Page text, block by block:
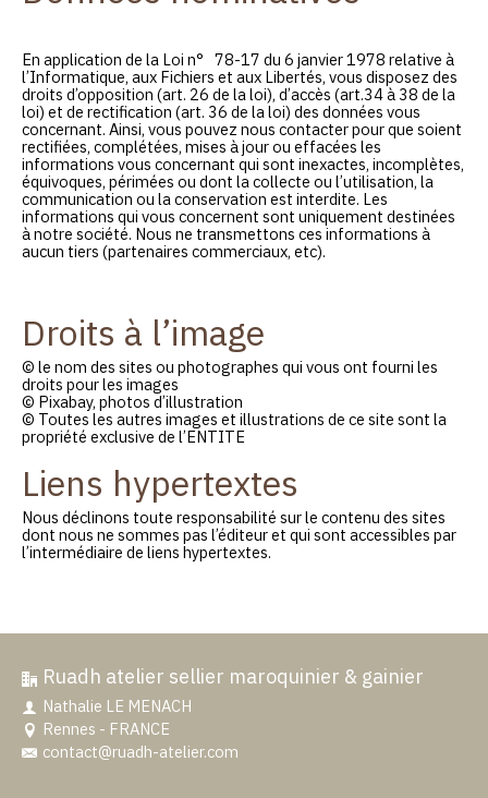
En application de la Loi n° 78-17 du 6 janvier 1978 relative à
l’Informatique, aux Fichiers et aux Libertés, vous disposez des
droits d’opposition (art. 26 de la loi), d’accès (art.34 à 38 de la
loi) et de rectification (art. 36 de la loi) des données vous
concernant. Ainsi, vous pouvez nous contacter pour que soient
rectifiées, complétées, mises à jour ou effacées les
informations vous concernant qui sont inexactes, incomplètes,
équivoques, périmées ou dont la collecte ou l’utilisation, la
communication ou la conservation est interdite. Les
informations qui vous concernent sont uniquement destinées
à notre société. Nous ne transmettons ces informations à
aucun tiers (partenaires commerciaux, etc).
Droits à l’image
© le nom des sites ou photographes qui vous ont fourni les
droits pour les images
© Pixabay, photos d’illustration
© Toutes les autres images et illustrations de ce site sont la
propriété exclusive de l’ENTITE
Liens hypertextes
Nous déclinons toute responsabilité sur le contenu des sites
dont nous ne sommes pas l’éditeur et qui sont accessibles par
l’intermédiaire de liens hypertextes.
Ruadh atelier sellier maroquinier & gainier
Nathalie LE MENACH
Rennes - FRANCE
contact@ruadh-atelier.com